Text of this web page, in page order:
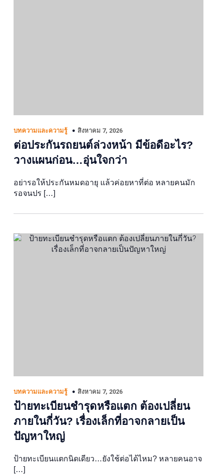
บทความและความรู้ สิงหาคม 7, 2026
ต่อประกันรถยนต์ล่วงหน้า มีข้อดีอะไร?
วางแผนก่อน…อุ่นใจกว่า
อย่ารอให้ประกันหมดอายุ แล้วค่อยหาที่ต่อ หลายคนมัก
รอจนปร […]
บทความและความรู้ สิงหาคม 7, 2026
ป้ายทะเบียนชำรุดหรือแตก ต้องเปลี่ยน
ภายในกี่วัน? เรื่องเล็กที่อาจกลายเป็น
ปัญหาใหญ่
ป้ายทะเบียนแตกนิดเดียว…ยังใช้ต่อได้ไหม? หลายคนอาจ
[…]